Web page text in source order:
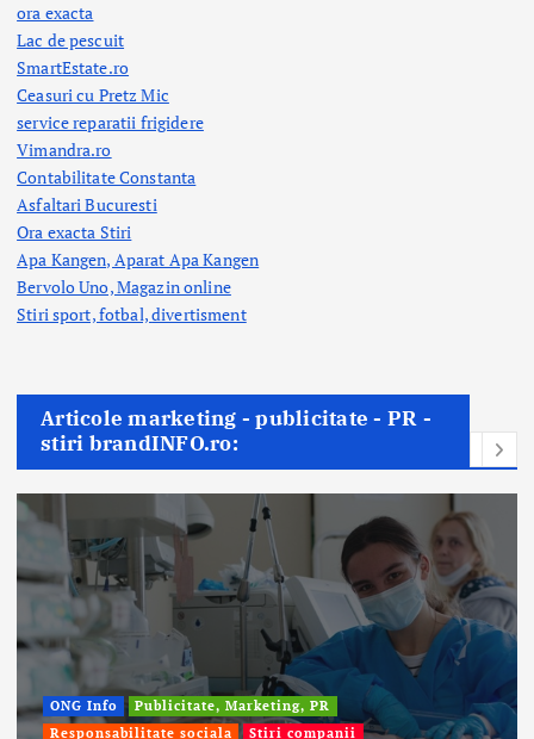
ora exacta
Lac de pescuit
SmartEstate.ro
Ceasuri cu Pretz Mic
service reparatii frigidere
Vimandra.ro
Contabilitate Constanta
Asfaltari Bucuresti
Ora exacta Stiri
Apa Kangen, Aparat Apa Kangen
Bervolo Uno, Magazin online
Stiri sport, fotbal,divertisment
Articole marketing - publicitate - PR -
stiri brandINFO.ro:
ONG Info
Publicitate, Marketing, PR
Responsabilitate sociala
Stiri companii